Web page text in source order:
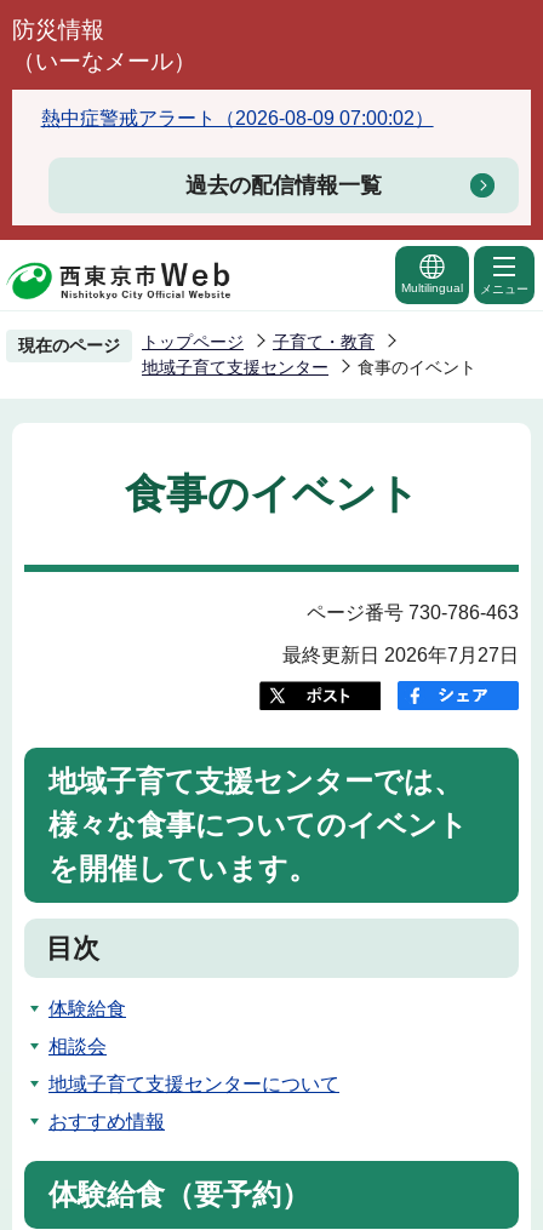
こ
頭
で
防災情報
（いーなメール）
熱中症警戒アラート（2026-08-09 07:00:02）
過去の配信情報一覧
Multilingual メニュー
現在のページ トップページ
子育て・教育
地域子育て支援センター
食事のイベント
食事のイベント
ページ番号 730-786-463
最終更新日 2026年7月27日
地域子育て支援センターでは、
様々な食事についてのイベント
を開催しています。
目次
体験給食
相談会
地域子育て支援センターについて
おすすめ情報
体験給食（要予約）